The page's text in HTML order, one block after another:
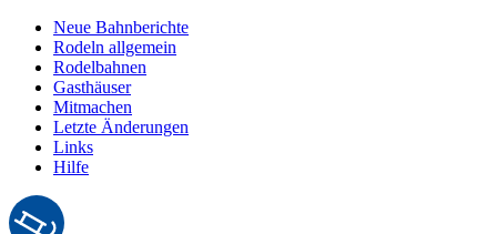
Neue Bahnberichte
Rodeln allgemein
Rodelbahnen
Gasthäuser
Mitmachen
Letzte Änderungen
Links
Hilfe